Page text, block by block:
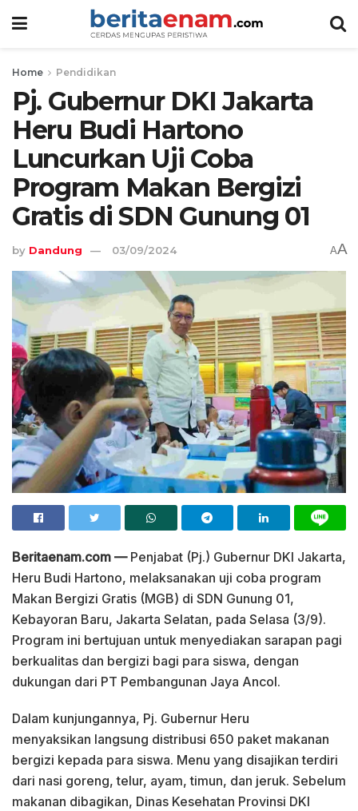
Home Pendidikan
Pj. Gubernur DKI Jakarta
Heru Budi Hartono
Luncurkan Uji Coba
Program Makan Bergizi
Gratis di SDN Gunung 01
by Dandung 03/09/2024 AA
Beritaenam.com —Penjabat (Pj.) Gubernur DKI Jakarta,
Heru Budi Hartono, melaksanakan uji coba program
Makan Bergizi Gratis (MGB) di SDN Gunung 01,
Kebayoran Baru, Jakarta Selatan, pada Selasa (3/9).
Program ini bertujuan untuk menyediakan sarapan pagi
berkualitas dan bergizi bagi para siswa, dengan
dukungan dari PT Pembangunan Jaya Ancol.
Dalam kunjungannya, Pj. Gubernur Heru
menyaksikan langsung distribusi 650 paket makanan
bergizi kepada para siswa. Menu yang disajikan terdiri
dari nasi goreng, telur, ayam, timun, dan jeruk. Sebelum
makanan dibagikan, Dinas Kesehatan Provinsi DKI